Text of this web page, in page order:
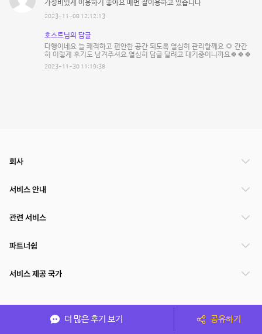
가성비있게 이용하기 좋아요 매번 잘이용하고 있습니다
2023-11-08 12:12:13
호스트님의 답글
다행이네요 늘 쾌적하고 편안한 공간 되도록 열심히 관리할께요 🌻 간간
히 이렇게 후기도 남겨주셔요 열심히 답글 달려고 대기중이니까요🍀🍀🍀
2023-11-30 11:19:38
더 많은 후기 보기 공유하기
회사
서비스 안내
관련 서비스
파트너쉽
서비스 제공 국가
(주)NSPACE 사업자정보